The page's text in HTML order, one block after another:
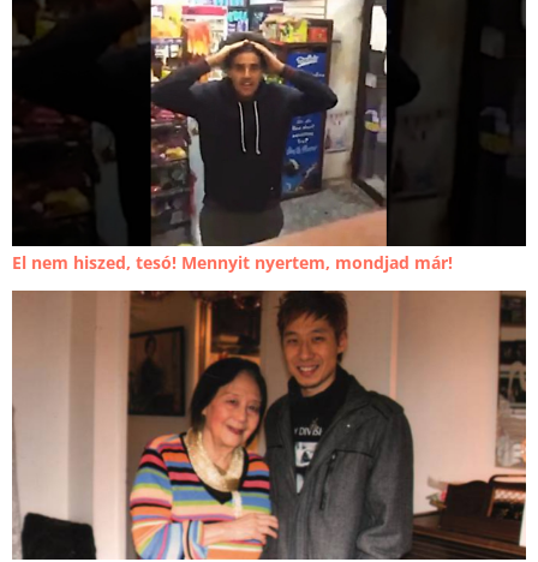
El nem hiszed, tesó! Mennyit nyertem, mondjad már!